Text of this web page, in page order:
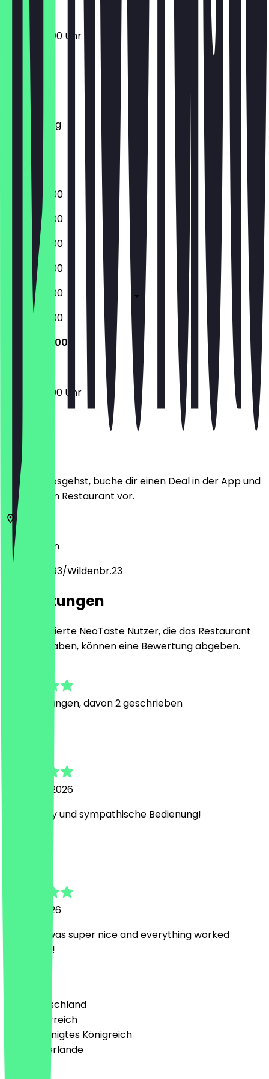
06:30 - 12:00 Uhr
Montag
Dienstag
Donnerstag
Freitag
Samstag
Sonntag
05:30 - 18:00
05:30 - 18:00
05:30 - 18:00
05:30 - 18:00
05:30 - 18:00
05:30 - 01:00
06:30 - 12:00
06:30 - 12:00 Uhr
Ort
Bevor du losgehst, buche dir einen Deal in der App und
zeige ihn im Restaurant vor.
12059
Berlin
Harzerstr.93/Wildenbr.23
Bewertungen
Nur registrierte NeoTaste Nutzer, die das Restaurant
besucht haben, können eine Bewertung abgeben.
Bewertungen, davon 2 geschrieben
4. August 2026
Super easy und sympathische Bedienung!
13. Juni 2026
The lady was super nice and everything worked
perfectly!!
🇩🇪 Deutschland
🇦🇹 Österreich
🇬🇧 Vereinigtes Königreich
🇳🇱 Niederlande